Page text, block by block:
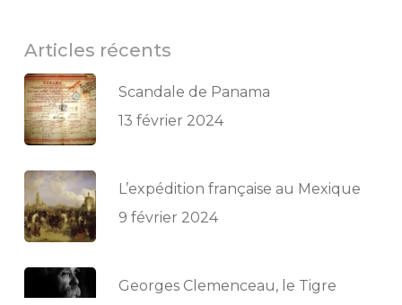
Articles récents
Scandale de Panama
13 février 2024
L’expédition française au Mexique
9 février 2024
Georges Clemenceau, le Tigre